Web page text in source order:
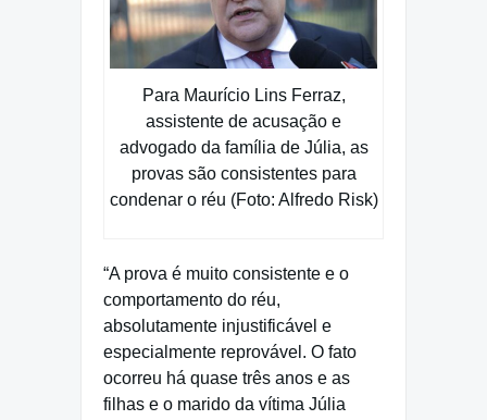
Para Maurício Lins Ferraz,
assistente de acusação e
advogado da família de Júlia, as
provas são consistentes para
condenar o réu (Foto: Alfredo Risk)
“A prova é muito consistente e o
comportamento do réu,
absolutamente injustificável e
especialmente reprovável. O fato
ocorreu há quase três anos e as
filhas e o marido da vítima Júlia